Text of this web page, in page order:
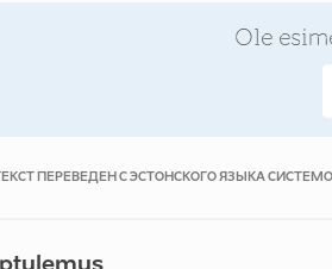
Ole
ПЕРЕВЕДЕН С ЭСТОНСКОГО ЯЗЫКА